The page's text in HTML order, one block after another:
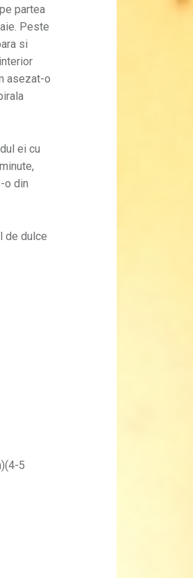
partea
Peste
si
asezat-o
ei cu
o din
de dulce
5